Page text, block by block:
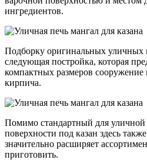
ингредиентов.
Подборку оригинальных уличных
следующая постройка, которая
компактных размеров сооружение
кирпича.
Помимо стандартный для уличной
поверхности под казан здесь
значительно расширяет
приготовить.